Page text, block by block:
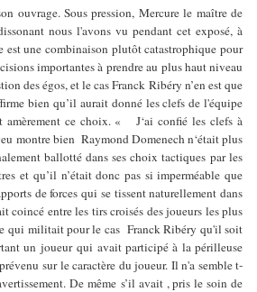
ouvrage. Sous pression, Mercure le maître de
nous l'avons vu pendant cet exposé, à
est une combinaison plutôt catastrophique pour
importantes à prendre au plus haut niveau
des égos, et le cas Franck Ribéry n’en est que
bien qu’il aurait donné les clefs de l'équipe
amèrement ce choix. « J‘ai confié les clefs à
montre bien Raymond Domenech n‘était plus
ballotté dans ses choix tactiques par les
et qu’il n’était donc pas si imperméable que
de forces qui se tissent naturellement dans
coincé entre les tirs croisés des joueurs les plus
qui militait pour le cas Franck Ribéry qu'il soit
un joueur qui avait participé à la périlleuse
sur le caractère du joueur. Il n'a semble t-
De même s’il avait , pris le soin de